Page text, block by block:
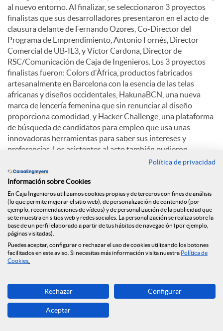
al nuevo entorno. Al finalizar, se seleccionaron 3 proyectos
finalistas que sus desarrolladores presentaron en el acto de
clausura delante de Fernando Ozores, Co-Director del
Programa de Emprendimiento, Antonio Fornés, Director
Comercial de UB-IL3, y Víctor Cardona, Director de
RSC/Comunicación de Caja de Ingenieros. Los 3 proyectos
finalistas fueron: Colors d'Àfrica, productos fabricados
artesanalmente en Barcelona con la esencia de las telas
africanas y diseños occidentales, HakunaBCN, una nueva
marca de lencería femenina que sin renunciar al diseño
proporciona comodidad, y Hacker Challenge, una plataforma
de búsqueda de candidatos para empleo que usa unas
innovadoras herramientas para saber sus intereses y
preferencias. Los asistentes al acto también pudieron
disfrutar de una conferencia de Albert Torruella titulada: "
Emprendedores como Homer Simpson, Mac Gyver, Son Goku
y otros como tú".
C
o
m
p
Ponemos en marcha un nuevo espacio web
dedicado a la salud financiera
Política de privacidad
Información sobre Cookies
En Caja Ingenieros utilizamos cookies propias y de terceros con fines de análisis
(lo que permite mejorar el sitio web), de personalización de contenido (por
ejemplo, recomendaciones de vídeos) y de personalización de la publicidad que
se te muestra en sitios web y redes sociales. La personalización se realiza sobre la
base de un perfil elaborado a partir de tus hábitos de navegación (por ejemplo,
páginas visitadas).
Puedes aceptar, configurar o rechazar el uso de cookies utilizando los botones
facilitados en este aviso. Si necesitas más información visita nuestra Política de
Cookies
Rechazar Configurar
Aceptar